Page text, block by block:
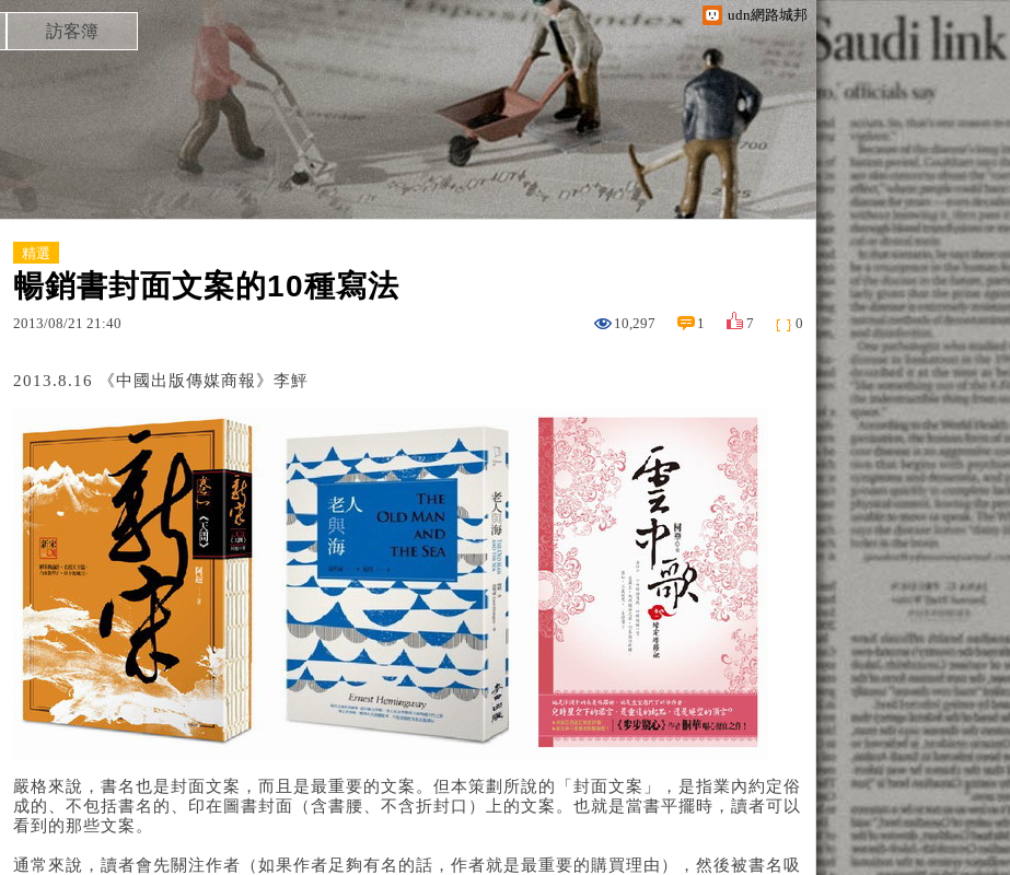
udn網路城邦
訪客簿
精選
暢銷書封面文案的10種寫法
2013/08/21 21:40 10,297 1 7 0
2013.8.16 《中國出版傳媒商報》李鮃
嚴格來說，書名也是封面文案，而且是最重要的文案。但本策劃所說的「封面文案」，是指業內約定俗
成的、不包括書名的、印在圖書封面（含書腰、不含折封口）上的文案。也就是當書平擺時，讀者可以
看到的那些文案。
通常來說，讀者會先關注作者（如果作者足夠有名的話，作者就是最重要的購買理由），然後被書名吸